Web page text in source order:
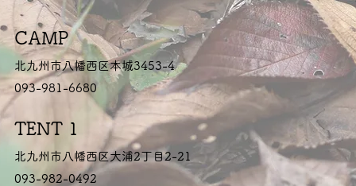
CAMP
北九州市八幡西区本城3453-4
093-981-6680
TENT 1
北九州市八幡西区大浦2丁目2-21
093-982-0492